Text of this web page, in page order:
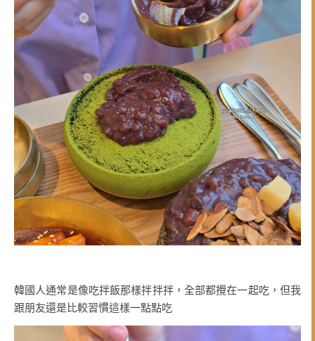
韓國人通常是像吃拌飯那樣拌拌拌，全部都攪在一起吃，但我
跟朋友還是比較習慣這樣一點點吃